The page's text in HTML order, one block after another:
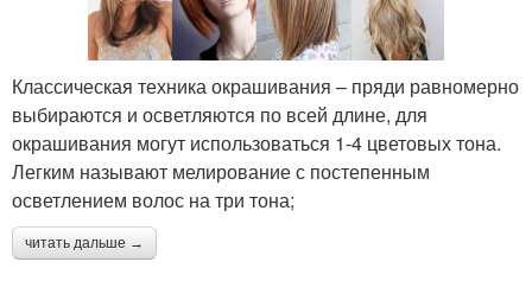
Классическая техника окрашивания – пряди равномерно
выбираются и осветляются по всей длине, для
окрашивания могут использоваться 1-4 цветовых тона.
Легким называют мелирование с постепенным
осветлением волос на три тона;
читать дальше →